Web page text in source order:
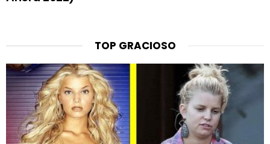
TOP GRACIOSO